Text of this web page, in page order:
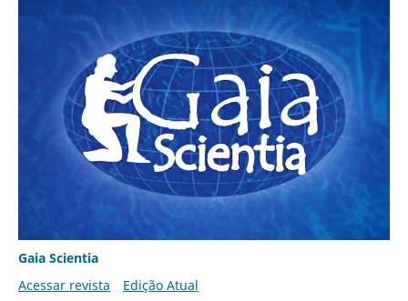
Gaia Scientia
Acessar revista
Edição Atual